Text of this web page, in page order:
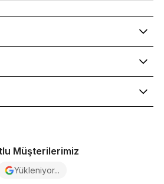
Müşterilerimiz
Yükleniyor...